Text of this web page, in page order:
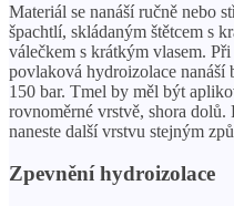
Materiál se nanáší ručně nebo
špachtlí, skládaným štětcem s
válečkem s krátkým vlasem.
povlaková hydroizolace
150 bar. Tmel by měl být
rovnoměrné vrstvě, shora dolů.
naneste další vrstvu stejným
Zpevnění hydroizolace